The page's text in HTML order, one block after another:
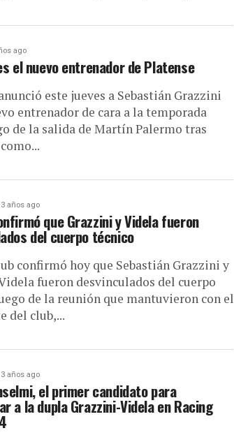
ago
el nuevo entrenador de Platense
este jueves a Sebastián Grazzini
entrenador de cara a la temporada
de la salida de Martín Palermo tras
3 años ago
que Grazzini y Videla fueron
del cuerpo técnico
confirmó hoy que Sebastián Grazzini y
fueron desvinculados del cuerpo
de la reunión que mantuvieron con el
del club,...
3 años ago
el primer candidato para
a la dupla Grazzini-Videla en Racing